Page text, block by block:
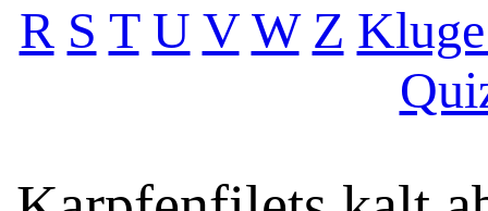
R S T U V W Z